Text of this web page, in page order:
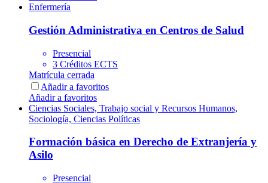
Enfermería
Gestión Administrativa en Centros de Salud
Presencial
3 Créditos ECTS
Matrícula cerrada
Añadir a favoritos
Añadir a favoritos
Ciencias Sociales, Trabajo social y Recursos Humanos,
Sociología, Ciencias Políticas
Formación básica en Derecho de Extranjería y
Asilo
Presencial